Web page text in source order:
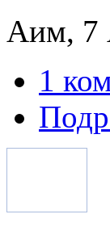
Аим, 7
1